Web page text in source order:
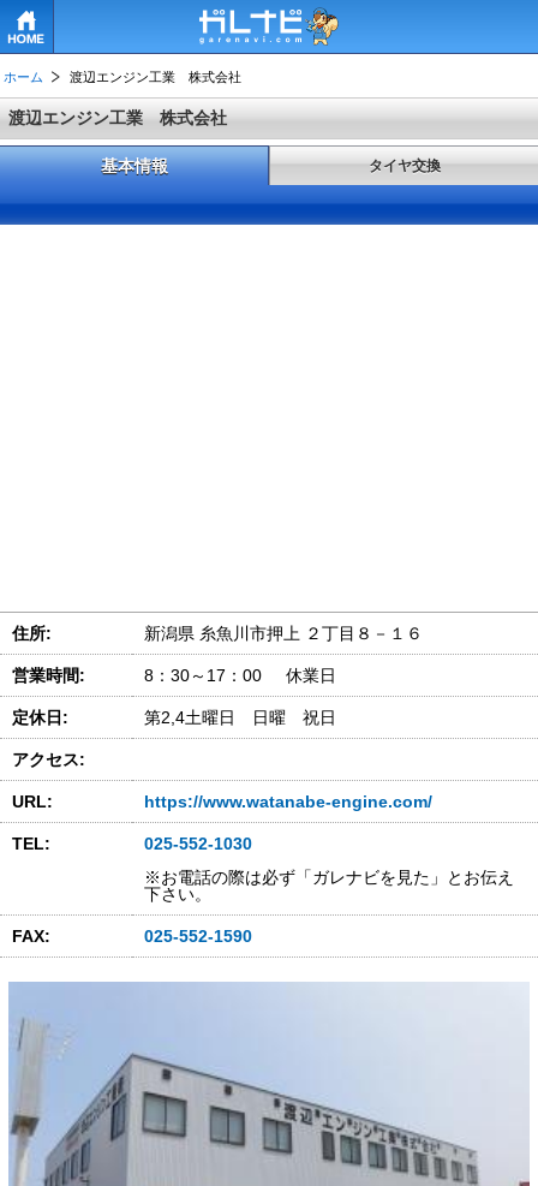
ホーム 渡辺エンジン工業 株式会社
渡辺エンジン工業 株式会社
基本情報 タイヤ交換
住所: 新潟県 糸魚川市押上 ２丁目８－１６
営業時間: 8：30～17：00 休業日
定休日: 第2,4土曜日 日曜 祝日
アクセス:
URL: https://www.watanabe-engine.com/
TEL:
025-552-1030
※お電話の際は必ず「ガレナビを見た」とお伝え
下さい。
FAX: 025-552-1590